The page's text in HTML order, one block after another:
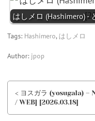
はしメロ (Hashimero) -
Tags: Hashimero, はしメロ
Author: jpop
< ヨスガラ (yosugala) –
/ WEB] [2026.03.18]